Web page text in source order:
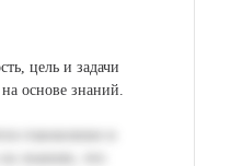
цель и задачи
основе знаний.